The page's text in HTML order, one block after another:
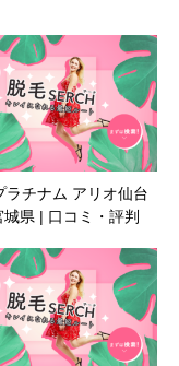
ラチナム アリオ仙台
城県 | 口コミ・評判